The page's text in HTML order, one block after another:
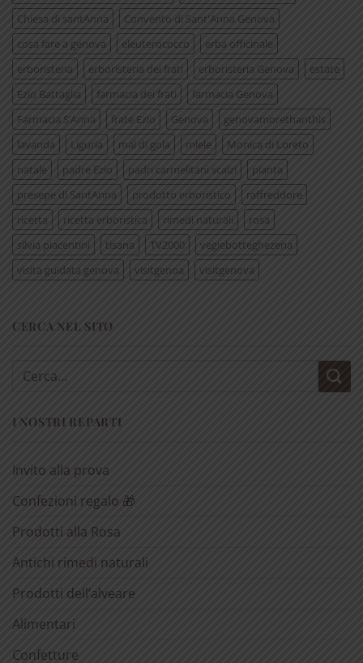
Chiesa di santAnna
Convento di Sant'Anna Genova
cosa fare a genova
eleuterococco
erba officinale
erboristeria
erboristeria dei frati erboristeria Genova
estate
Ezio Battaglia
farmacia dei frati
farmacia Genova
Farmacia S’Anna
frate Ezio Genova
genovamorethanthis
lavanda
Liguria mal di gola miele
Monica di Loreto
natale
padre Ezio padri carmelitani scalzi
pianta
presepe di SantAnna
prodotto erboristico
raffreddore
ricetta
ricetta erboristica rimedi naturali
rosa
silvia piacentini
tisana TV2000
vegiebotteghezena
visita guidata genova
visitgenoa visitgenova
CERCA NEL SITO
Cerca:
I NOSTRI REPARTI
Invito alla prova
Confezioni regalo 🎁
Prodotti alla Rosa
Antichi rimedi naturali
Prodotti dell’alveare
Alimentari
Confetture